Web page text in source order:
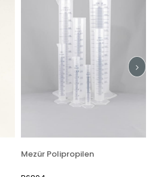
Polipropilen